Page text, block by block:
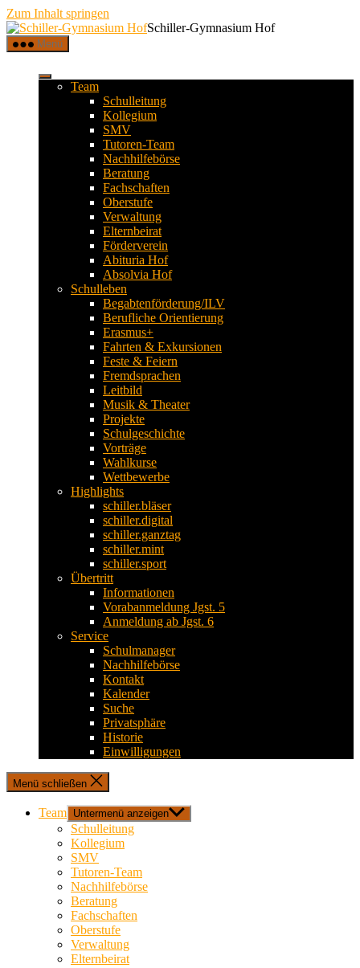
Zum Inhalt springen
Schiller-Gymnasium Hof
Menü
Team
Schulleitung
Kollegium
SMV
Tutoren-Team
Nachhilfebörse
Beratung
Fachschaften
Oberstufe
Verwaltung
Elternbeirat
Förderverein
Abituria Hof
Absolvia Hof
Schulleben
Begabtenförderung/ILV
Berufliche Orientierung
Erasmus+
Fahrten & Exkursionen
Feste & Feiern
Fremdsprachen
Leitbild
Musik & Theater
Projekte
Schulgeschichte
Vorträge
Wahlkurse
Wettbewerbe
Highlights
schiller.bläser
schiller.digital
schiller.ganztag
schiller.mint
schiller.sport
Übertritt
Informationen
Vorabanmeldung Jgst. 5
Anmeldung ab Jgst. 6
Service
Schulmanager
Nachhilfebörse
Kontakt
Kalender
Suche
Privatsphäre
Historie
Einwilligungen
Menü schließen
Team Untermenü anzeigen
Schulleitung
Kollegium
SMV
Tutoren-Team
Nachhilfebörse
Beratung
Fachschaften
Oberstufe
Verwaltung
Elternbeirat